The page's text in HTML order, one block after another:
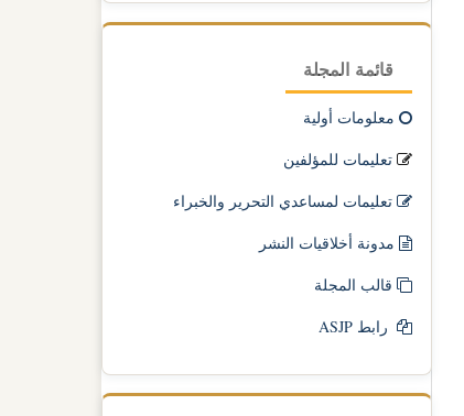
قائمة المجلة
معلومات أولية
تعليمات للمؤلفين
تعليمات لمساعدي التحرير والخبراء
مدونة أخلاقيات النشر
قالب المجلة
رابط ASJP